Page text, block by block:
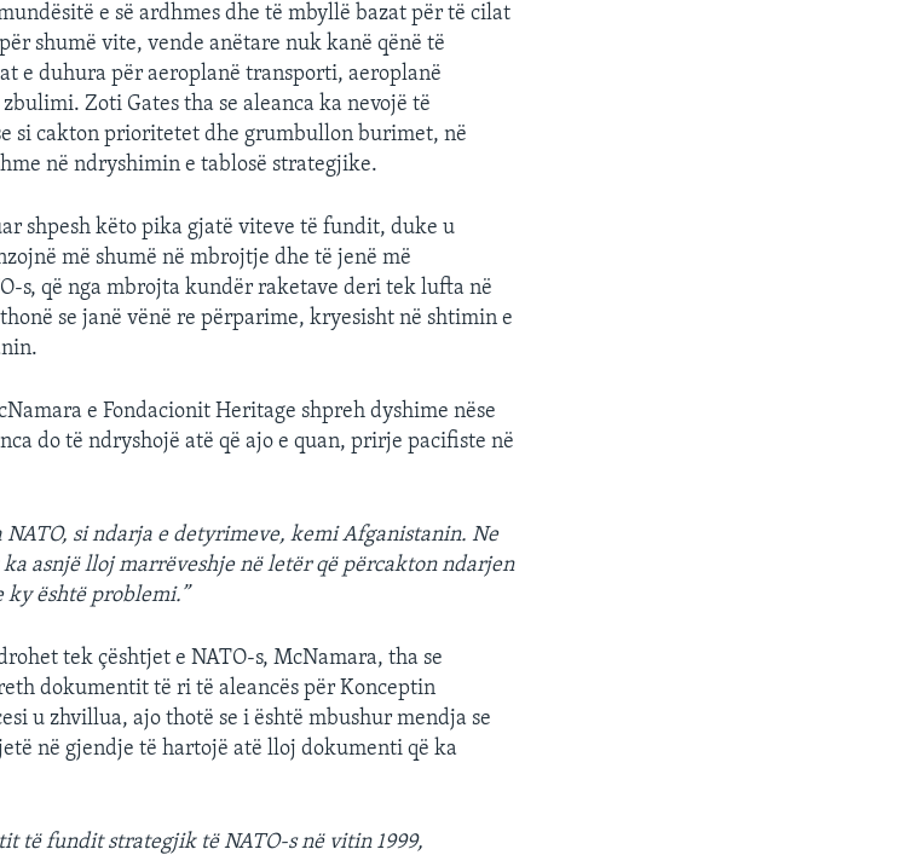
e së ardhmes dhe të mbyllë bazat për të cilat
shumë vite, vende anëtare nuk kanë qënë të
e duhura për aeroplanë transporti, aeroplanë
Zoti Gates tha se aleanca ka nevojë të
si cakton prioritetet dhe grumbullon burimet, në
në ndryshimin e tablosë strategjike.
shpesh këto pika gjatë viteve të fundit, duke u
më shumë në mbrojtje dhe të jenë më
s, që nga mbrojta kundër raketave deri tek lufta në
se janë vënë re përparime, kryesisht në shtimin e
e Fondacionit Heritage shpreh dyshime nëse
do të ndryshojë atë që ajo e quan, prirje pacifiste në
NATO, si ndarja e detyrimeve, kemi Afganistanin. Ne
asnjë lloj marrëveshje në letër që përcakton ndarjen
ky është problemi.”
tek çështjet e NATO-s, McNamara, tha se
dokumentit të ri të aleancës për Konceptin
u zhvillua, ajo thotë se i është mbushur mendja se
në gjendje të hartojë atë lloj dokumenti që ka
të fundit strategjik të NATO-s në vitin 1999,